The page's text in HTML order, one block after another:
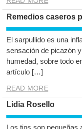
Remedios caseros
El sarpullido es una
sensación de picazón
humedad, sobre todo
artículo […]
READ MORE
Lidia Rosello
Los tips son pequeñas